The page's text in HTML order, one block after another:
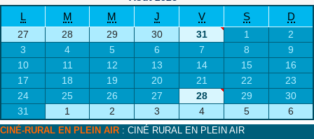
L M M J V S D
27 28 29 30 31 1
2
3
4 5 6 7 8
9
10
11 12 13 14 15
16
17
18 19 20 21 22
23
24
25 26 27 28 29
30
31
1 2 3 4 5 6
CINÉ-RURAL EN PLEIN AIR : CINÉ RURAL EN PLEIN AIR